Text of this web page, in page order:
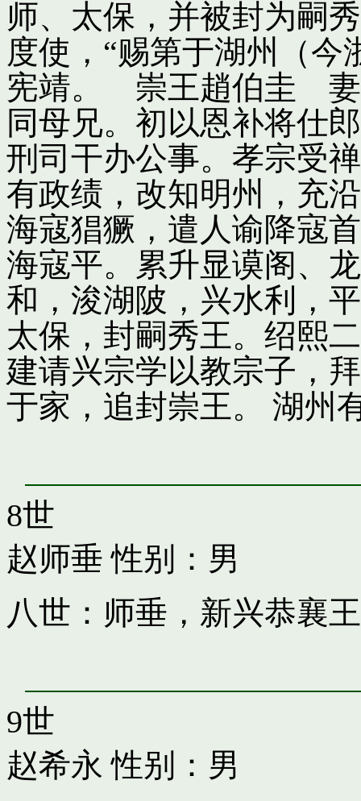
师、太保，并被封为嗣
度使，“赐第于湖州（今
宪靖。 崇王趙伯圭 妻
同母兄。初以恩补将仕
刑司干办公事。孝宗受
有政绩，改知明州，充
海寇猖獗，遣人谕降寇
海寇平。累升显谟阁、
和，浚湖陂，兴水利，
太保，封嗣秀王。绍熙
建请兴宗学以教宗子，
于家，追封崇王。 湖州
8世
赵师垂 性别：男
八世：师垂，新兴恭襄王
9世
赵希永 性别：男